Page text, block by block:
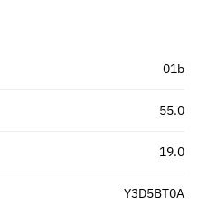
01b
55.0
19.0
Y3D5BT0A